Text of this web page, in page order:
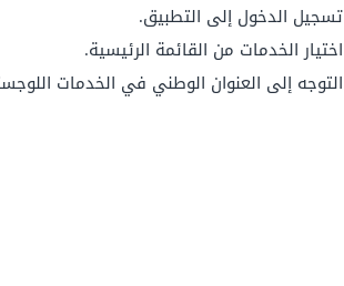
تسجيل الدخول إلى التطبيق.
اختيار الخدمات من القائمة الرئيسية.
التوجه إلى العنوان الوطني في الخدمات